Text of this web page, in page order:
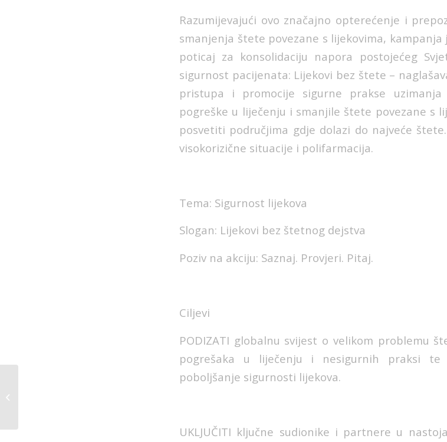
Razumijevajući ovo značajno opterećenje i
smanjenja štete povezane s lijekovima,
poticaj za konsolidaciju napora postojećeg
sigurnost pacijenata: Lijekovi bez štete –
pristupa i promocije sigurne prakse
pogreške u liječenju i smanjile štete povezane s
posvetiti područjima gdje dolazi do najveće
visokorizične situacije i polifarmacija.
Tema: Sigurnost lijekova
Slogan: Lijekovi bez štetnog dejstva
Poziv na akciju: Saznaj. Provjeri. Pitaj.
Ciljevi
PODIZATI globalnu svijest o velikom problemu
pogrešaka u liječenju i nesigurnih praksi te
poboljšanje sigurnosti lijekova.
UKLJUČITI ključne sudionike i partnere u